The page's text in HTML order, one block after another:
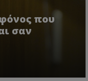
που
σαν